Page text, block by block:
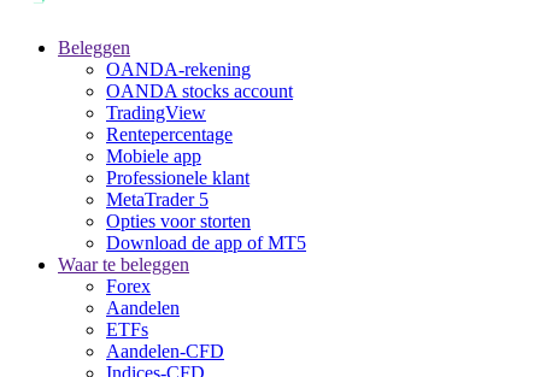
Beleggen
OANDA-rekening
OANDA stocks account
TradingView
Rentepercentage
Mobiele app
Professionele klant
MetaTrader 5
Opties voor storten
Download de app of MT5
Waar te beleggen
Forex
Aandelen
ETFs
Aandelen-CFD
Indices-CFD